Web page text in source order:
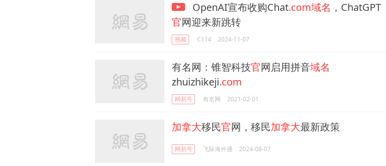
OpenAI宣布收购Chat.com域名 ，ChatGPT
官网迎来新跳转
视频 C114 2024-11-07
有名网：锥智科技官网启用拼音域名
zhuizhikeji.com
网易号 有名网 2021-02-01
加拿大移民官网，移民加拿大最新政策
网易号 飞际海外通 2024-08-07